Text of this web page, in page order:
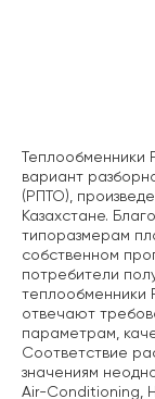
Теплообменники
вариант
(РПТО),
Казахстане.
типоразмерам
собственном
потребители
теплообменники
отвечают
параметрам,
Соответствие
значениям
Air-Conditioning,